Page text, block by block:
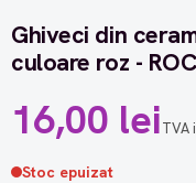
Ghiveci din
culoare roz -
16,00 leiTVA
Stoc epuizat